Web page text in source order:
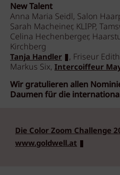
New Talent
Anna Maria Seidl, Salon
Sarah Macheiner, KLIPP,
Celina Hechenberger,
Kirchberg
Tanja Handler
, Friseur
Markus Six, Intercoiffeur
Wir gratulieren allen
Daumen für die
Die Color Zoom Challenge
www.goldwell.at